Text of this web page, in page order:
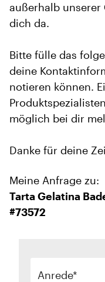
außerhalb
dich da.
Bitte fülle das
deine
notieren können.
möglich bei dir
Danke für deine
Meine Anfrage zu:
Tarta Gelatina
#73572
Anrede